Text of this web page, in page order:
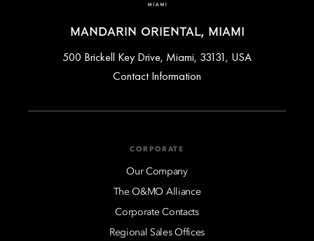
MANDARIN ORIENTAL, MIAMI
500 Brickell Key Drive, Miami, 33131, USA
Contact Information
CORPORATE
Our Company
The O&MO Alliance
Corporate Contacts
Regional Sales Offices